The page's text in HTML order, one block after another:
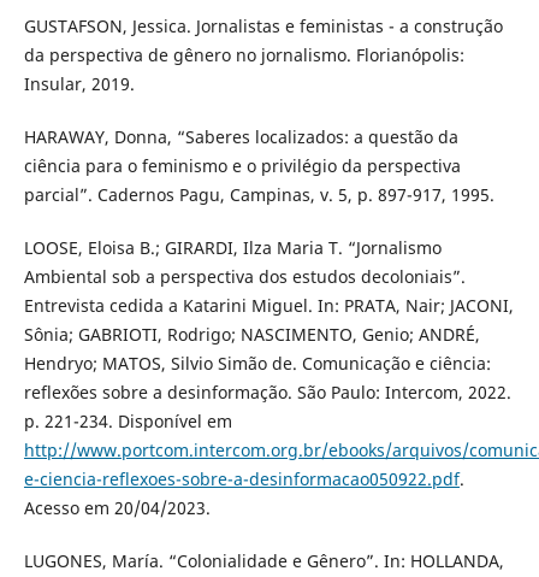
GUSTAFSON, Jessica. Jornalistas e feministas - a construção
da perspectiva de gênero no jornalismo. Florianópolis:
Insular, 2019.
HARAWAY, Donna, “Saberes localizados: a questão da
ciência para o feminismo e o privilégio da perspectiva
parcial”. Cadernos Pagu, Campinas, v. 5, p. 897-917, 1995.
LOOSE, Eloisa B.; GIRARDI, Ilza Maria T. “Jornalismo
Ambiental sob a perspectiva dos estudos decoloniais”.
Entrevista cedida a Katarini Miguel. In: PRATA, Nair; JACONI,
Sônia; GABRIOTI, Rodrigo; NASCIMENTO, Genio; ANDRÉ,
Hendryo; MATOS, Silvio Simão de. Comunicação e ciência:
reflexões sobre a desinformação. São Paulo: Intercom, 2022.
p. 221-234. Disponível em
http://www.portcom.intercom.org.br/ebooks/arquivos/
e-ciencia-reflexoes-sobre-a-desinformacao050922.pdf.
Acesso em 20/04/2023.
LUGONES, María. “Colonialidade e Gênero”. In: HOLLANDA,